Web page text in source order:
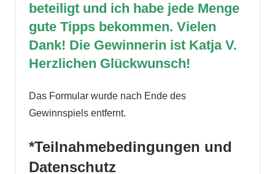
beteiligt und ich habe jede Menge
gute Tipps bekommen. Vielen
Dank! Die Gewinnerin ist Katja V.
Herzlichen Glückwunsch!
Das Formular wurde nach Ende des
Gewinnspiels entfernt.
*Teilnahmebedingungen und
Datenschutz